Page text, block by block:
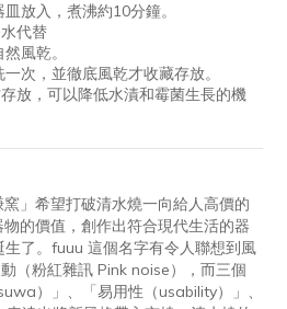
放入，煮沸約10分鐘。
代替
風乾。
次，並徹底風乾才收藏存放。
，可以降低水漬和霉菌生長的機
」希望打破清水燒一向給人高價的
的價值，創作出符合現代生活的器
了。fuuu 這個名字有令人聯想到風
（粉紅雜訊 Pink noise），而三個
）」、「易用性（usability）」、